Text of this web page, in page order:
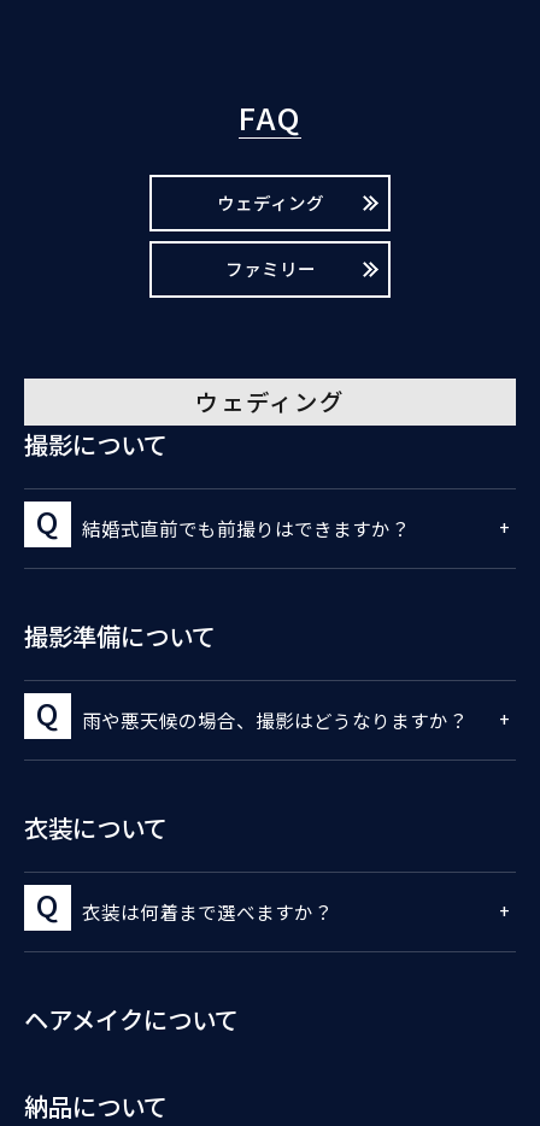
FAQ
ウェディング
ファミリー
ウェディング
撮影について
結婚式直前でも前撮りはできますか？
撮影準備について
雨や悪天候の場合、撮影はどうなりますか？
衣装について
衣装は何着まで選べますか？
ヘアメイクについて
納品について